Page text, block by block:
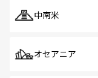
中南米
オセアニア